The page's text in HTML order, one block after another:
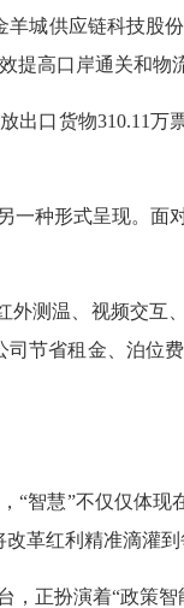
城供应链科技股
提高口岸通关和物
口货物310.11万
种形式呈现。面
温、视频交互
节省租金、泊位
慧”不仅仅体现
革红利精准滴灌到
正扮演着“政策智